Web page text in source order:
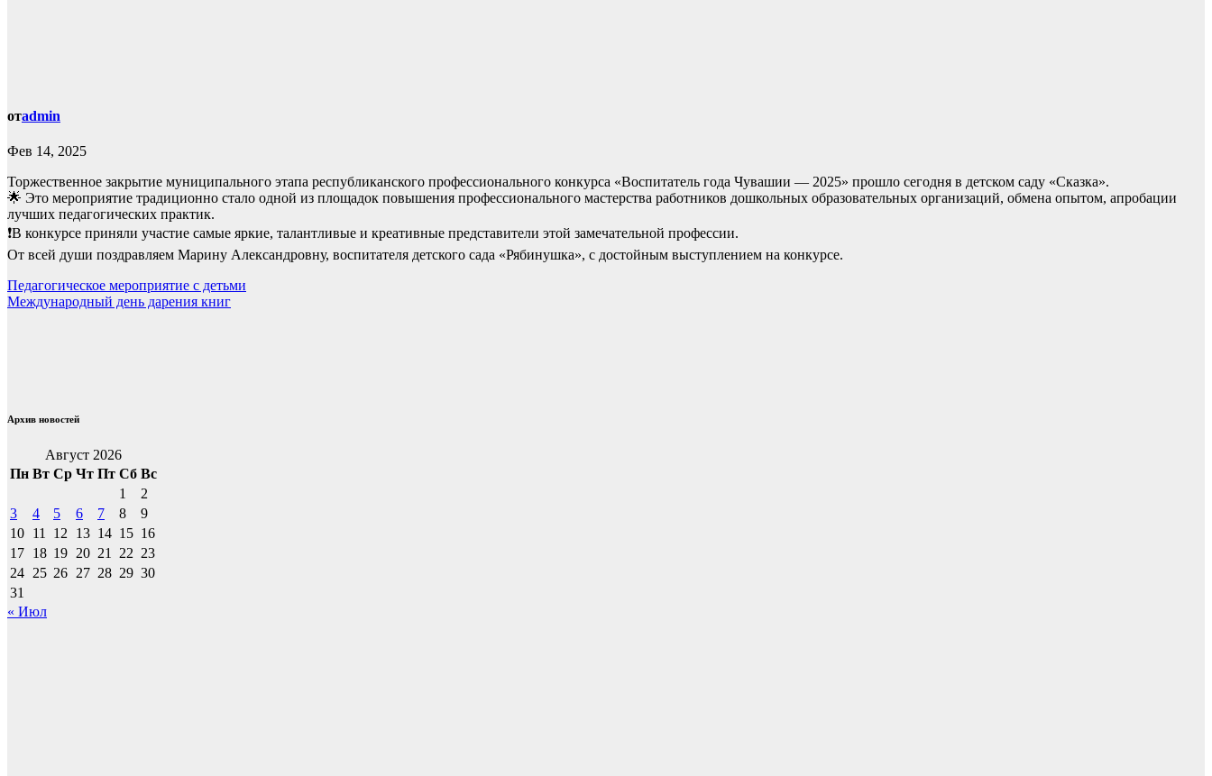
отadmin
Фев 14, 2025
Торжественное закрытие муниципального этапа республиканского профессионального конкурса «Воспитатель года Чувашии — 2025» прошло сегодня в детском саду «Сказка».
🌟 Это мероприятие традиционно стало одной из площадок повышения профессионального мастерства работников дошкольных образовательных организаций, обмена опытом, апробации
лучших педагогических практик.
❗️В конкурсе приняли участие самые яркие, талантливые и креативные представители этой замечательной профессии.
От всей души поздравляем Марину Александровну, воспитателя детского сада «Рябинушка», с достойным выступлением на конкурсе.
Навигация
по
Педагогическое мероприятие с детьми
Международный день дарения книг
Архив новостей
Август 2026
Пн Вт Ср Чт Пт Сб Вс
1
2
3
4 5 6 7 8
9
10 11 12 13 14 15 16
17 18 19 20 21 22 23
24 25 26 27 28 29 30
31
« Июл